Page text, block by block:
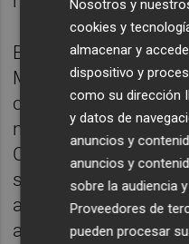
Entonces, mediada
Márquez empezó a
comandar el GP, sin
neumáticos que
Cervera, que se le
su séptima victoria
ahora, demostrando
a batir en 2025.
Nosotros y
cookies y
almacenar y
dispositivo y
como su dirección
y datos de
anuncios y
anuncios y
sobre la audiencia
Proveedores de
pueden procesar